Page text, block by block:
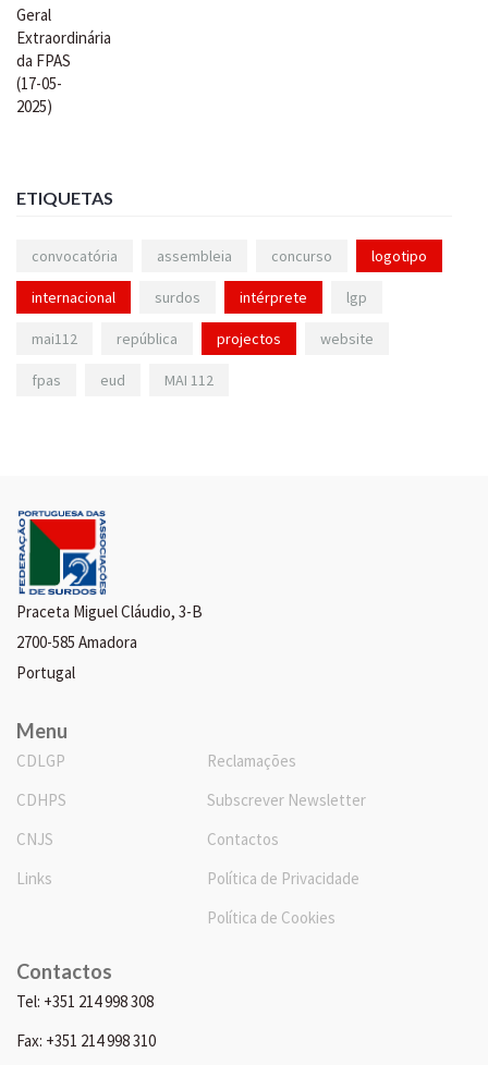
ETIQUETAS
convocatória assembleia concurso logotipo
internacional surdos intérprete lgp
mai112 república projectos website
fpas eud MAI 112
Praceta Miguel Cláudio, 3-B
2700-585 Amadora
Portugal
Menu
CDLGP
CDHPS
CNJS
Links
Reclamações
Subscrever Newsletter
Contactos
Política de Privacidade
Política de Cookies
Contactos
Tel: +351 214 998 308
Fax: +351 214 998 310